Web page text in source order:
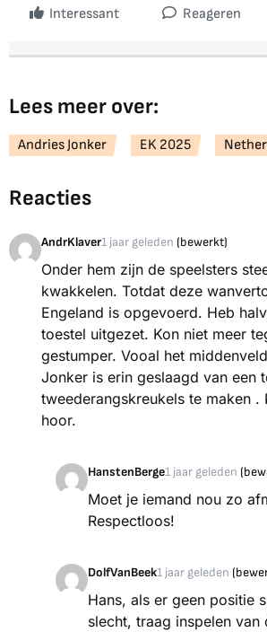
Interessant Reageren
Lees meer over:
Andries Jonker EK 2025
Reacties
AndrKlaver1 jaar geleden (bewerkt)
Onder hem zijn de speelsters
kwakkelen. Totdat deze
Engeland is opgevoerd. Heb
toestel uitgezet. Kon niet meer
gestumper. Vooal het
Jonker is erin geslaagd van een
tweederangskreukels te maken .
hoor.
HanstenBerge1 jaar geleden
Moet je iemand nou zo
Respectloos!
DolfVanBeek1 jaar geleden
Hans, als er geen positie
slecht, traag inspelen van